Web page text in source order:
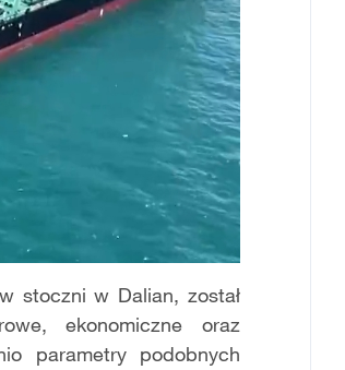
stoczni w Dalian, został
ekonomiczne oraz
parametry podobnych